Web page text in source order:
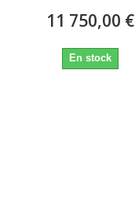
11 750,00 €
En stock